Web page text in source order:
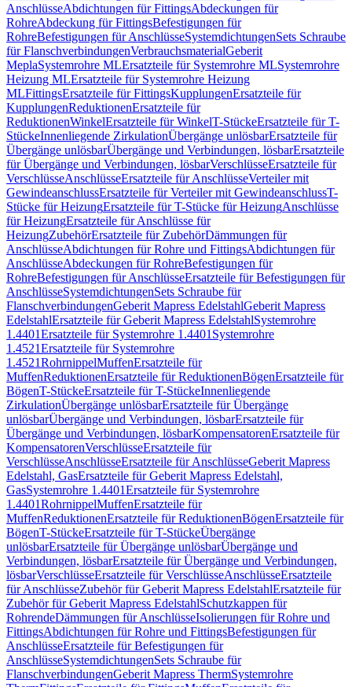
AnschlüsseAbdichtungen für FittingsAbdeckungen für
RohreAbdeckung für FittingsBefestigungen für
RohreBefestigungen für AnschlüsseSystemdichtungenSets Schraube
für FlanschverbindungenVerbrauchsmaterialGeberit
MeplaSystemrohre MLErsatzteile für Systemrohre MLSystemrohre
Heizung MLErsatzteile für Systemrohre Heizung
MLFittingsErsatzteile für FittingsKupplungenErsatzteile für
KupplungenReduktionenErsatzteile für
ReduktionenWinkelErsatzteile für WinkelT-StückeErsatzteile für T-
StückeInnenliegende ZirkulationÜbergänge unlösbarErsatzteile für
Übergänge unlösbarÜbergänge und Verbindungen, lösbarErsatzteile
für Übergänge und Verbindungen, lösbarVerschlüsseErsatzteile für
VerschlüsseAnschlüsseErsatzteile für AnschlüsseVerteiler mit
GewindeanschlussErsatzteile für Verteiler mit GewindeanschlussT-
Stücke für HeizungErsatzteile für T-Stücke für HeizungAnschlüsse
für HeizungErsatzteile für Anschlüsse für
HeizungZubehörErsatzteile für ZubehörDämmungen für
AnschlüsseAbdichtungen für Rohre und FittingsAbdichtungen für
AnschlüsseAbdeckungen für RohreBefestigungen für
RohreBefestigungen für AnschlüsseErsatzteile für Befestigungen für
AnschlüsseSystemdichtungenSets Schraube für
FlanschverbindungenGeberit Mapress EdelstahlGeberit Mapress
EdelstahlErsatzteile für Geberit Mapress EdelstahlSystemrohre
1.4401Ersatzteile für Systemrohre 1.4401 Systemrohre
1.4521Ersatzteile für Systemrohre
1.4521RohrnippelMuffenErsatzteile für
MuffenReduktionenErsatzteile für ReduktionenBögenErsatzteile für
BögenT-StückeErsatzteile für T-StückeInnenliegende
ZirkulationÜbergänge unlösbarErsatzteile für Übergänge
unlösbarÜbergänge und Verbindungen, lösbarErsatzteile für
Übergänge und Verbindungen, lösbarKompensatorenErsatzteile für
KompensatorenVerschlüsseErsatzteile für
VerschlüsseAnschlüsseErsatzteile für AnschlüsseGeberit Mapress
Edelstahl, GasErsatzteile für Geberit Mapress Edelstahl,
GasSystemrohre 1.4401Ersatzteile für Systemrohre
1.4401RohrnippelMuffenErsatzteile für
MuffenReduktionenErsatzteile für ReduktionenBögenErsatzteile für
BögenT-StückeErsatzteile für T-StückeÜbergänge
unlösbarErsatzteile für Übergänge unlösbarÜbergänge und
Verbindungen, lösbarErsatzteile für Übergänge und Verbindungen,
lösbarVerschlüsseErsatzteile für VerschlüsseAnschlüsseErsatzteile
für AnschlüsseZubehör für Geberit Mapress EdelstahlErsatzteile für
Zubehör für Geberit Mapress EdelstahlSchutzkappen für
RohrendeDämmungen für AnschlüsseIsolierungen für Rohre und
FittingsAbdichtungen für Rohre und FittingsBefestigungen für
AnschlüsseErsatzteile für Befestigungen für
AnschlüsseSystemdichtungenSets Schraube für
FlanschverbindungenGeberit Mapress ThermSystemrohre